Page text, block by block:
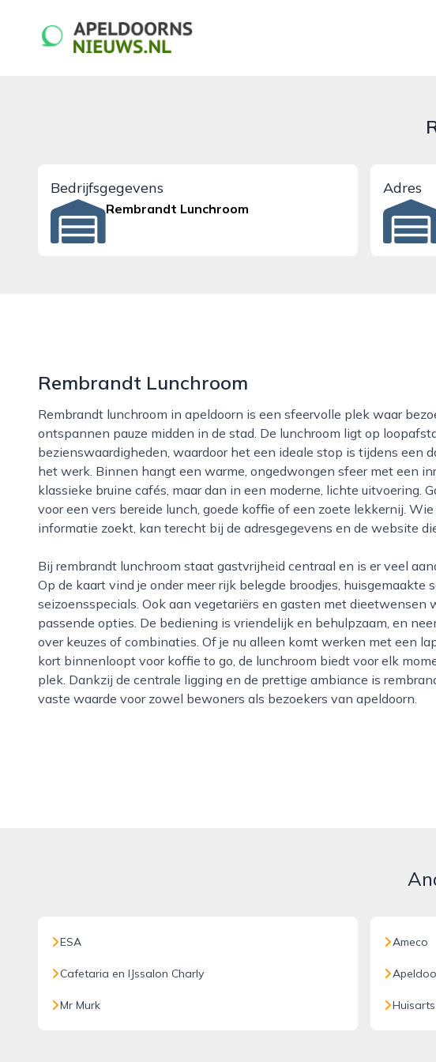
apeldoornsnieuws.nl
Bedrijfsgegevens
Rembrandt Lunchroom
Adres
Rembrandt Lunchroom
Rembrandt lunchroom in apeldoorn is een sfeervolle plek waar bezoekers terechtkunnen voor een
ontspannen pauze midden in de stad. De lunchroom ligt op
bezienswaardigheden, waardoor het een ideale stop is tijdens een
het werk. Binnen hangt een warme, ongedwongen sfeer met een
klassieke bruine cafés, maar dan in een moderne, lichte uitvoering.
voor een vers bereide lunch, goede koffie of een zoete lekkernij.
informatie zoekt, kan terecht bij de adresgegevens en de website
Bij rembrandt lunchroom staat gastvrijheid centraal en is er veel aandacht voor kwaliteit en versheid.
Op de kaart vind je onder meer rijk belegde broodjes, huisgemaakte
seizoensspecials. Ook aan vegetariërs en gasten met dieetwensen
passende opties. De bediening is vriendelijk en behulpzaam, en
over keuzes of combinaties. Of je nu alleen komt werken met een
kort binnenloopt voor koffie to go, de lunchroom biedt voor elk
plek. Dankzij de centrale ligging en de prettige ambiance is
vaste waarde voor zowel bewoners als bezoekers van apeldoorn.
ESA
Cafetaria en IJssalon Charly
Mr Murk
Ameco